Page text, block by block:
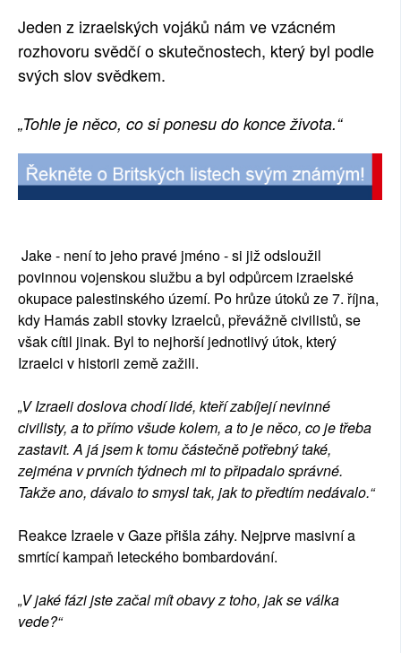
Jeden z izraelských vojáků nám ve vzácném
rozhovoru svědčí o skutečnostech, který byl podle
svých slov svědkem.
„Tohle je něco, co si ponesu do konce života.“
Jake - není to jeho pravé jméno - si již odsloužil
povinnou vojenskou službu a byl odpůrcem izraelské
okupace palestinského území. Po hrůze útoků ze 7. října,
kdy Hamás zabil stovky Izraelců, převážně civilistů, se
však cítil jinak. Byl to nejhorší jednotlivý útok, který
Izraelci v historii země zažili.
„V Izraeli doslova chodí lidé, kteří zabíjejí nevinné
civilisty, a to přímo všude kolem, a to je něco, co je třeba
zastavit. A já jsem k tomu částečně potřebný také,
zejména v prvních týdnech mi to připadalo správné.
Takže ano, dávalo to smysl tak, jak to předtím nedávalo.“
Reakce Izraele v Gaze přišla záhy. Nejprve masivní a
smrtící kampaň leteckého bombardování.
„V jaké fázi jste začal mít obavy z toho, jak se válka
vede?“